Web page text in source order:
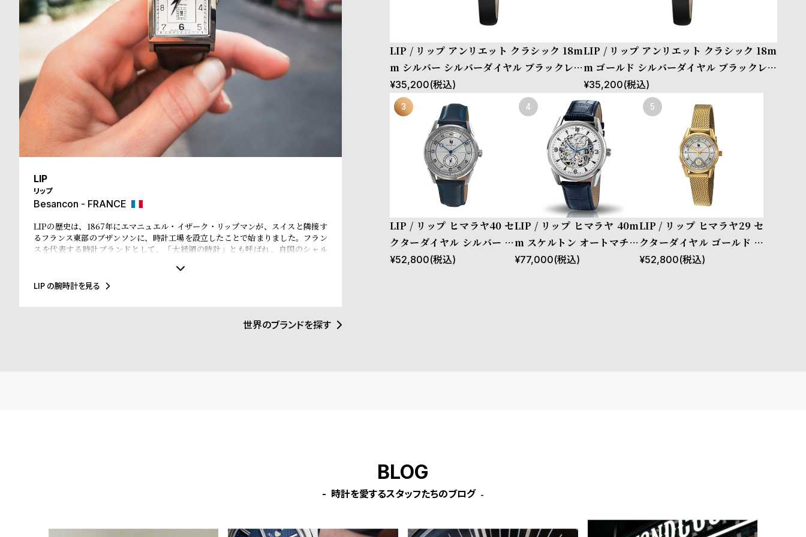
LIP
リップ
Besancon - FRANCE
LIPの歴史は、1867年にエマニュエル・イザーク・リップマンが、スイスと隣接す
るフランス東部のブザンソンに、時計工場を設立したことで始まりました。フラン
スを代表する時計ブランドとして、「大統領の時計」とも呼ばれ、自国のシャル
米国のアイゼンハウワー元大統領、クリントン元大統領にも贈呈されるなど、現在
に至るまで多くの著名人にも愛されています。
LIP の腕時計を見る
世界のブランドを探す
LIP / リップ アンリエット クラシック 18m
m シルバー シルバーダイヤル ブラックレザ
ーストラップ
¥35,200(税込)
LIP / リップ アンリエット クラシック 18m
m ゴールド シルバーダイヤル ブラックレザ
ーストラップ
¥35,200(税込)
LIP / リップ ヒマラヤ40 セ
クターダイヤル シルバー ブ
ルーレザー
¥52,800(税込)
LIP / リップ ヒマラヤ 40m
m スケルトン オートマチッ
ク シルバー ダークブルー レ
¥77,000(税込)
LIP / リップ ヒマラヤ29 セ
クターダイヤル ゴールド メ
ッシュ
¥52,800(税込)
BLOG
時計を愛するスタッフたちのブログ